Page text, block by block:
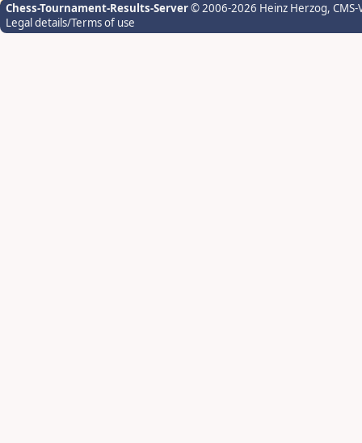
Chess-Tournament-Results-Server© 2006-2026 Heinz Herzog,
Legal details/Terms of use